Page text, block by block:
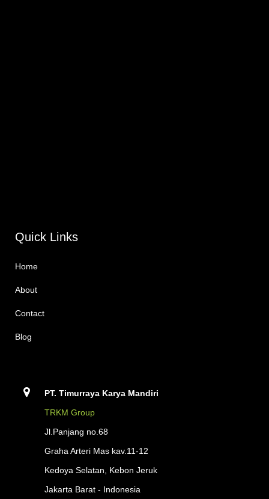
Quick Links
Home
About
Contact
Blog
PT. Timurraya Karya Mandiri
TRKM Group
Jl.Panjang no.68
Graha Arteri Mas kav.11-12
Kedoya Selatan, Kebon Jeruk
Jakarta Barat - Indonesia